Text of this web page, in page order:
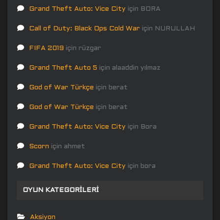
Grand Theft Auto: Vice City için BORA
Call of Duty: Black Ops Cold War için NURULLAH
FIFA 2019 için rüzgar
Grand Theft Auto 5 için alaaddin yılmaz
God of War Türkçe için berat
God of War Türkçe için berat
Grand Theft Auto: Vice City için Bora
Scorn için ahmet
Grand Theft Auto: Vice City için bora
OYUN KATEGORILERI
Aksiyon